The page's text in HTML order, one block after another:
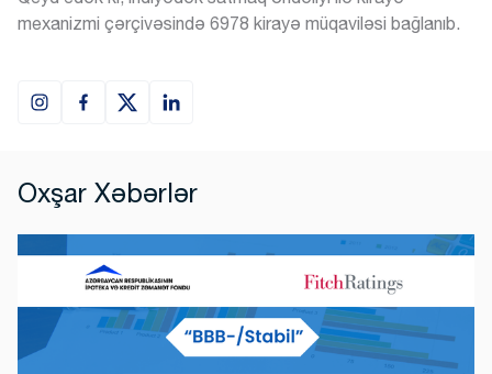
mexanizmi çərçivəsində 6978 kirayə müqaviləsi bağlanıb.
Oxşar Xəbərlər